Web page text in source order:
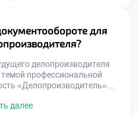
продуктивность без
и стресса. Грамотная
напрямую влияет на
реакций. Хаотичная
[…]
для
делопроизводителя
профессиональной
«Делопроизводитель»
этих знаний невозможно
далее